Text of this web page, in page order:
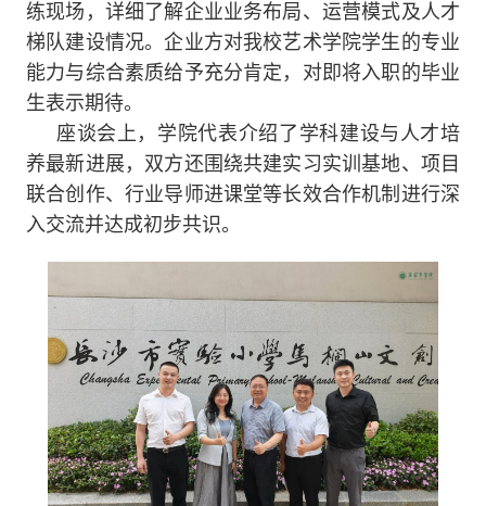
练现场，详细了解企业业务布局、运营模式及人才
梯队建设情况。企业方对我校艺术学院学生的专业
能力与综合素质给予充分肯定，对即将入职的毕业
生表示期待。
座谈会上，学院代表介绍了学科建设与人才培
养最新进展，双方还围绕共建实习实训基地、项目
联合创作、行业导师进课堂等长效合作机制进行深
入交流并达成初步共识。